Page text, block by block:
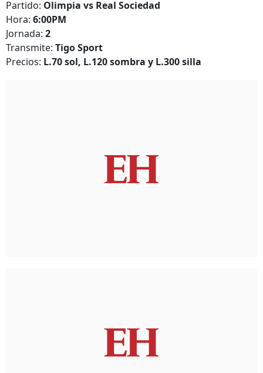
Partido: Olimpia vs Real Sociedad
Hora: 6:00PM
Jornada: 2
Transmite: Tigo Sport
Precios: L.70 sol, L.120 sombra y L.300 silla